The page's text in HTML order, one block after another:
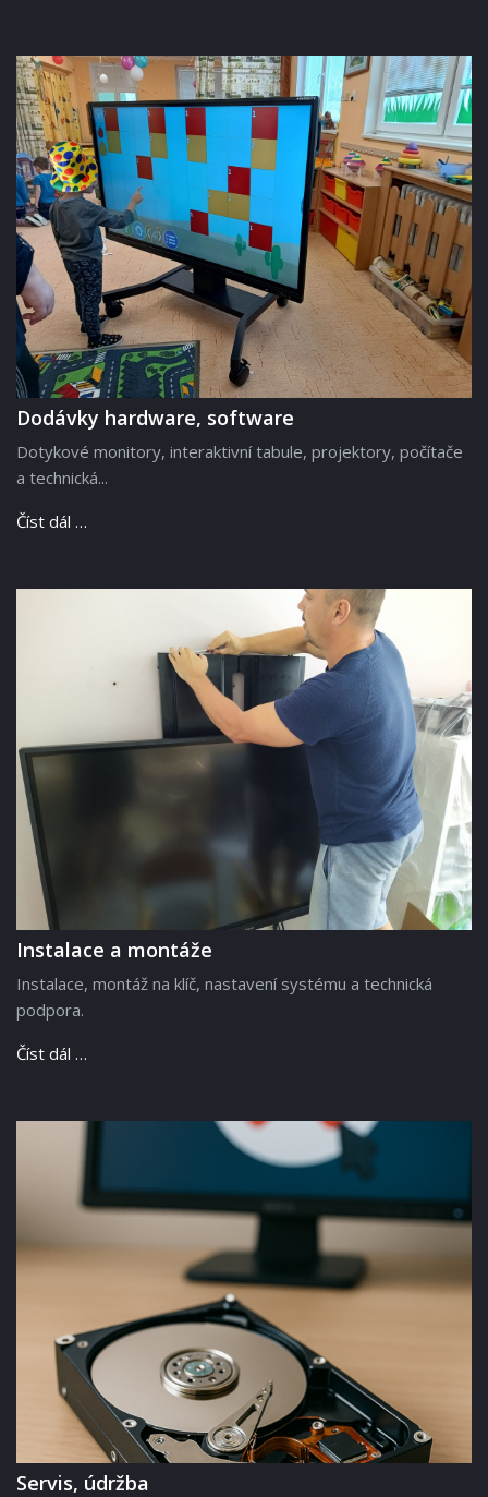
Dodávky hardware, software
Dotykové monitory, interaktivní tabule, projektory, počítače
a technická...
Číst dál …
Instalace a montáže
Instalace, montáž na klíč, nastavení systému a technická
podpora.
Číst dál …
Servis, údržba